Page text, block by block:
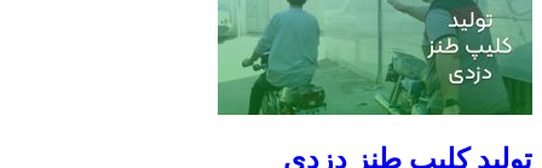
تولید کلیپ طنز دزدی